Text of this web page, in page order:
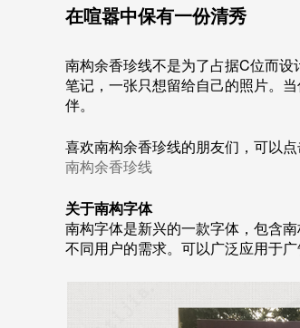
在喧嚣中保有一份清秀
南构余香珍线不是为了占据C位而
笔记，一张只想留给自己的照片。
伴。
喜欢南构余香珍线的朋友们，可以点
南构余香珍线
关于南构字体
南构字体是新兴的一款字体，包含
不同用户的需求。可以广泛应用于